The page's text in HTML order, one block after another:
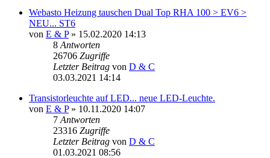
Webasto Heizung tauschen Dual Top RHA 100 > EV6 >
NEU... ST6
von E & P» 15.02.2020 14:13
8 Antworten
26706 Zugriffe
Letzter Beitrag von D & C
03.03.2021 14:14
Transistorleuchte auf LED... neue LED-Leuchte.
von E & P» 10.11.2020 14:07
7 Antworten
23316 Zugriffe
Letzter Beitrag von D & C
01.03.2021 08:56